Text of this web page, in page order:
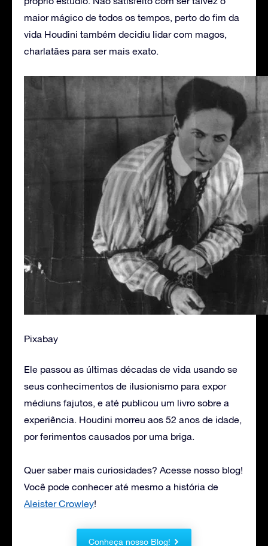
maior mágico de todos os tempos, perto do fim da
vida Houdini também decidiu lidar com magos,
charlatães para ser mais exato.
Pixabay
Ele passou as últimas décadas de vida usando se
seus conhecimentos de ilusionismo para expor
médiuns fajutos, e até publicou um livro sobre a
experiência. Houdini morreu aos 52 anos de idade,
por ferimentos causados por uma briga.
Quer saber mais curiosidades? Acesse nosso blog!
Você pode conhecer até mesmo a história de
Aleister Crowley!
Conheça nosso Blog!